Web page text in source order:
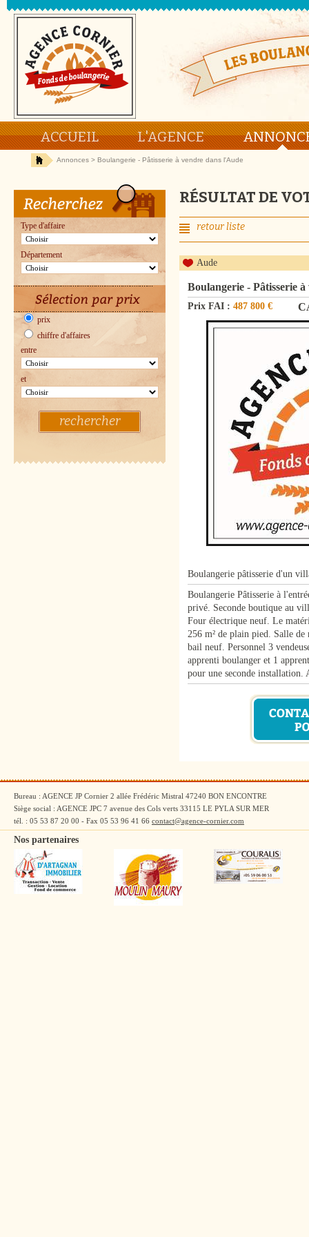
ACCUEIL L'AGENCE
Annonces > Boulangerie - Pâtisserie à vendre dans l'Aude
Type d'affaire
Département
prix
chiffre d'affaires
entre
et
rechercher
RÉSULTAT DE
retour liste
Aude
Boulangerie - Pâtisserie
Prix FAI : 487 800 €
Boulangerie pâtisserie d'un
Boulangerie Pâtisserie à
privé. Seconde boutique au
Four électrique neuf. Le
256 m² de plain pied. Salle
bail neuf. Personnel 3
apprenti boulanger et 1
pour une seconde installation.
Bureau : AGENCE JP Cornier 2 allée Frédéric Mistral 47240 BON ENCONTRE
Siège social : AGENCE JPC 7 avenue des Cols verts 33115 LE PYLA SUR MER
tél. : 05 53 87 20 00 - Fax 05 53 96 41 66 contact@agence-cornier.com
Nos partenaires